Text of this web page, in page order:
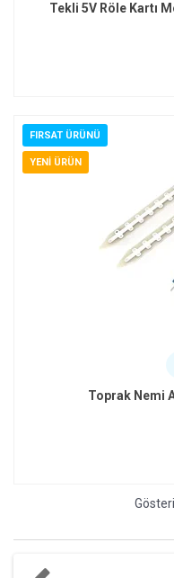
Tekli 5V Röle Kartı
FIRSAT ÜRÜNÜ
YENI ÜRÜN
Toprak Nemi